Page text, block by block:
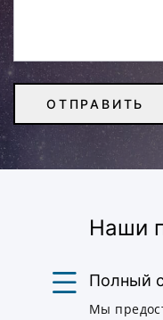
Наши
Полный
Мы